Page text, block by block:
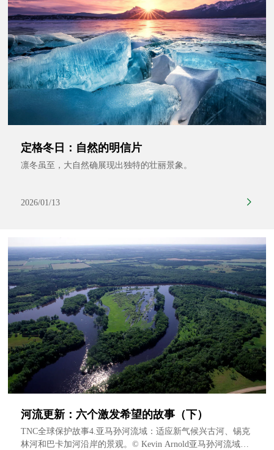
定格冬日：自然的明信片
凛冬虽至，大自然确展现出独特的壮丽景象。
2026/01/13
河流更新：六个激发希望的故事（下）
TNC全球保护故事4.亚马孙河流域：适应新气候兴古河、锡克
林河和巴卡加河沿岸的景观。© Kevin Arnold亚马孙河流域是